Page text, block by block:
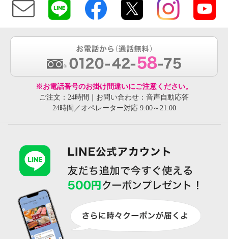
※お電話番号のお掛け間違いにご注意ください。
ご注文：24時間｜お問い合わせ：音声自動応答
24時間／オペレーター対応 9:00～21:00